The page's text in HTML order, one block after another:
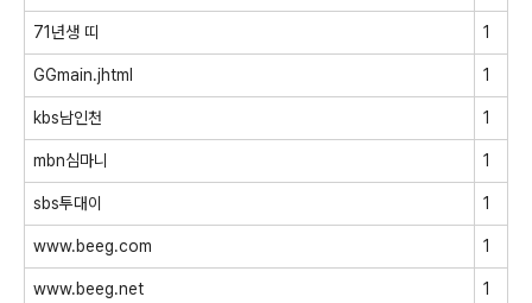
71년생 띠 1
GGmain.jhtml 1
kbs남인천 1
mbn심마니 1
sbs투대이 1
www.beeg.com 1
www.beeg.net 1